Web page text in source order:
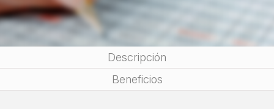
Descripción
Beneficios